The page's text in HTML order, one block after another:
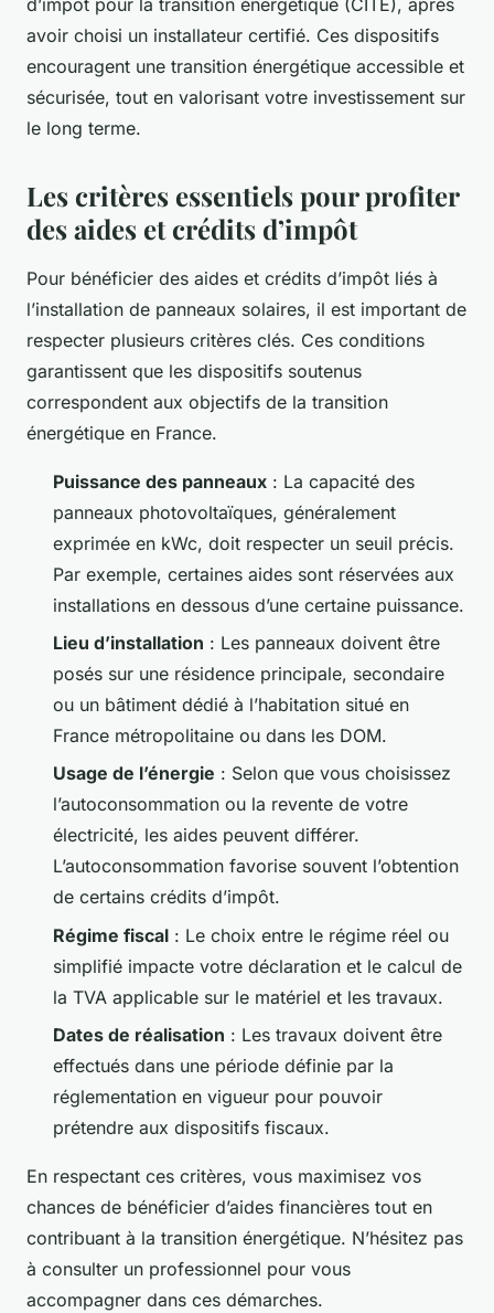
avoir choisi un installateur certifié. Ces dispositifs
encouragent une transition énergétique accessible et
sécurisée, tout en valorisant votre investissement sur
le long terme.
Les critères essentiels pour profiter
des aides et crédits d’impôt
Pour bénéficier des aides et crédits d’impôt liés à
l’installation de panneaux solaires, il est important de
respecter plusieurs critères clés. Ces conditions
garantissent que les dispositifs soutenus
correspondent aux objectifs de la transition
énergétique en France.
Puissance des panneaux : La capacité des
panneaux photovoltaïques, généralement
exprimée en kWc, doit respecter un seuil précis.
Par exemple, certaines aides sont réservées aux
installations en dessous d’une certaine puissance.
Lieu d’installation : Les panneaux doivent être
posés sur une résidence principale, secondaire
ou un bâtiment dédié à l’habitation situé en
France métropolitaine ou dans les DOM.
Usage de l’énergie : Selon que vous choisissez
l’autoconsommation ou la revente de votre
électricité, les aides peuvent différer.
L’autoconsommation favorise souvent l’obtention
de certains crédits d’impôt.
Régime fiscal : Le choix entre le régime réel ou
simplifié impacte votre déclaration et le calcul de
la TVA applicable sur le matériel et les travaux.
Dates de réalisation : Les travaux doivent être
effectués dans une période définie par la
réglementation en vigueur pour pouvoir
prétendre aux dispositifs fiscaux.
En respectant ces critères, vous maximisez vos
chances de bénéficier d’aides financières tout en
contribuant à la transition énergétique. N’hésitez pas
à consulter un professionnel pour vous
accompagner dans ces démarches.